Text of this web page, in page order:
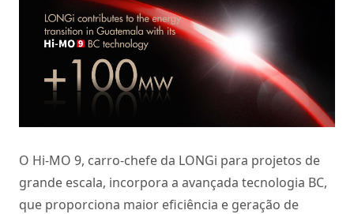
O Hi-MO 9, carro-chefe da LONGi para projetos de
grande escala, incorpora a avançada tecnologia BC,
que proporciona maior eficiência e geração de